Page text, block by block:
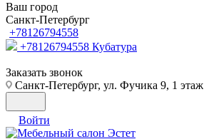
Ваш город
Санкт-Петербург
+78126794558
+78126794558 Кубатура
Заказать звонок
Санкт-Петербург, ул. Фучика 9, 1 этаж
Войти